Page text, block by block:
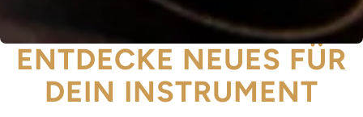
ENTDECKE NEUES FÜR
DEIN INSTRUMENT